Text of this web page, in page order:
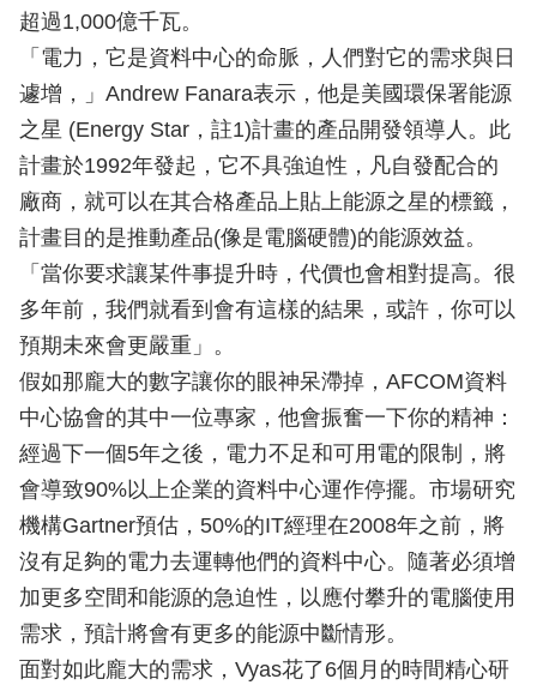
超過1,000億千瓦。
「電力，它是資料中心的命脈，人們對它的需求與日
遽增，」Andrew Fanara表示，他是美國環保署能源
之星 (Energy Star，註1)計畫的產品開發領導人。此
計畫於1992年發起，它不具強迫性，凡自發配合的
廠商，就可以在其合格產品上貼上能源之星的標籤，
計畫目的是推動產品(像是電腦硬體)的能源效益。
「當你要求讓某件事提升時，代價也會相對提高。很
多年前，我們就看到會有這樣的結果，或許，你可以
預期未來會更嚴重」。
假如那龐大的數字讓你的眼神呆滯掉，AFCOM資料
中心協會的其中一位專家，他會振奮一下你的精神：
經過下一個5年之後，電力不足和可用電的限制，將
會導致90%以上企業的資料中心運作停擺。市場研究
機構Gartner預估，50%的IT經理在2008年之前，將
沒有足夠的電力去運轉他們的資料中心。隨著必須增
加更多空間和能源的急迫性，以應付攀升的電腦使用
需求，預計將會有更多的能源中斷情形。
面對如此龐大的需求，Vyas花了6個月的時間精心研